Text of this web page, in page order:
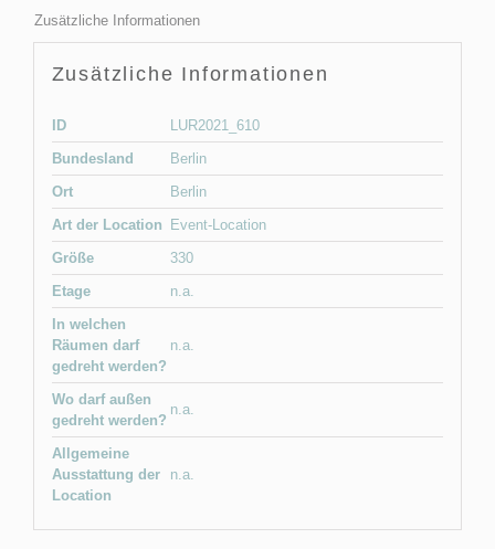
Zusätzliche Informationen
Zusätzliche Informationen
ID
LUR2021_610
Bundesland
Berlin
Ort
Berlin
Art der Location
Event-Location
Größe
330
Etage
n.a.
In welchen
Räumen darf
gedreht werden?
n.a.
Wo darf außen
gedreht werden?
n.a.
Allgemeine
Ausstattung der
Location
n.a.